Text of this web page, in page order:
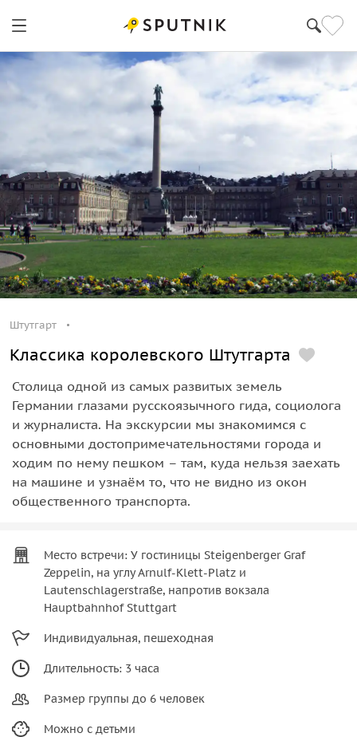
Штутгарт
Классика королевского Штутгарта
Столица одной из самых развитых земель
Германии глазами русскоязычного гида, социолога
и журналиста. На экскурсии мы знакомимся с
основными достопримечательностями города и
ходим по нему пешком – там, куда нельзя заехать
на машине и узнаём то, что не видно из окон
общественного транспорта.
Место встречи: У гостиницы Steigenberger Graf
Zeppelin, на углу Arnulf-Klett-Platz и
Lautenschlagerstraße, напротив вокзала
Hauptbahnhof Stuttgart
Индивидуальная, пешеходная
Длительность: 3 часа
Размер группы до 6 человек
Можно с детьми